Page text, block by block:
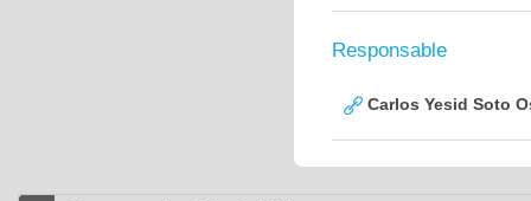
Responsable
Carlos Yesid Soto